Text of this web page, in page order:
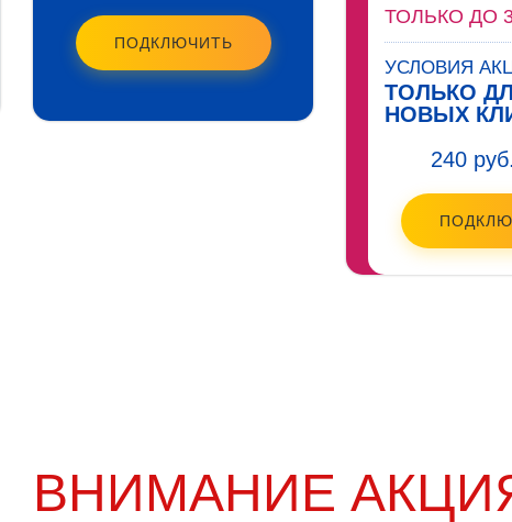
ПОДКЛЮЧИТЬ
ТОЛЬКО ДО
УСЛОВИЯ
ТОЛЬКО
НОВЫХ
240
ВНИМАНИЕ